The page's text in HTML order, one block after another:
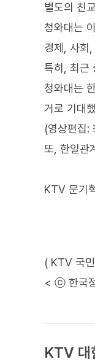
별도의 친
청와대는
경제, 사회
특히, 최근
청와대는
거로 기대
(영상편집:
또, 한일관
KTV 문기
( KTV 국
< ⓒ 한국
KTV 대